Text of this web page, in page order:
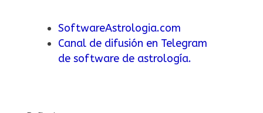
SoftwareAstrologia.com
Canal de difusión en Telegram
de software de astrología.